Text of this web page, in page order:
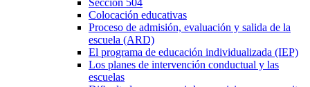
Colocación educativas
Proceso de admisión, evaluación y salida de la
escuela (ARD)
El programa de educación individualizada (IEP)
Los planes de intervención conductual y las
escuelas